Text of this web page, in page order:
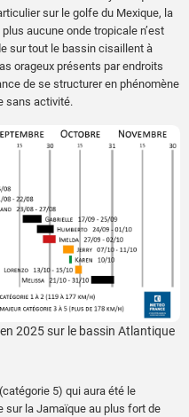
sur le golfe du Mexique, la
aucune onde tropicale n’est
sur tout le bassin cisaillent à
orageux présents par endroits
de se structurer en phénomène
sans activité.
2025 sur le bassin Atlantique
5) qui aura été le
sur la Jamaïque au plus fort de